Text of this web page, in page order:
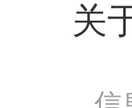
关